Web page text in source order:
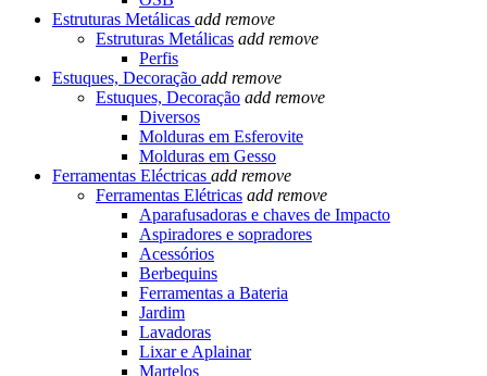
Estruturas Metálicas add remove
Estruturas Metálicas add remove
Perfis
Estuques, Decoração add remove
Estuques, Decoração add remove
Diversos
Molduras em Esferovite
Molduras em Gesso
Ferramentas Eléctricas add remove
Ferramentas Elétricas add remove
Aparafusadoras e chaves de Impacto
Aspiradores e sopradores
Acessórios
Berbequins
Ferramentas a Bateria
Jardim
Lavadoras
Lixar e Aplainar
Martelos